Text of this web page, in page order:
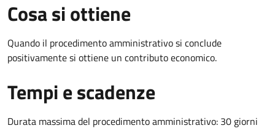
Cosa si ottiene
Quando il procedimento amministrativo si conclude
positivamente si ottiene un contributo economico.
Tempi e scadenze
Durata massima del procedimento amministrativo: 30 giorni